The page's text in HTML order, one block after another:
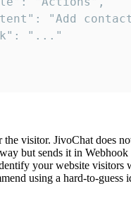
"Add
"..."
the visitor. JivoChat does
but sends it in Webhook
your website visitors
using a hard-to-guess